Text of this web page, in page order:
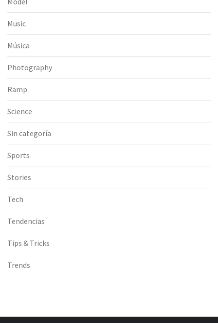
Music
Música
Photography
Ramp
Science
Sin categoría
Sports
Stories
Tech
Tendencias
Tips & Tricks
Trends